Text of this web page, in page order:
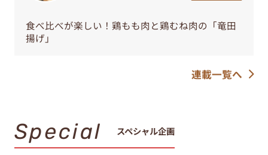
食べ比べが楽しい！鶏もも肉と鶏むね肉の「竜田
揚げ」
連載一覧へ
Special スペシャル企画